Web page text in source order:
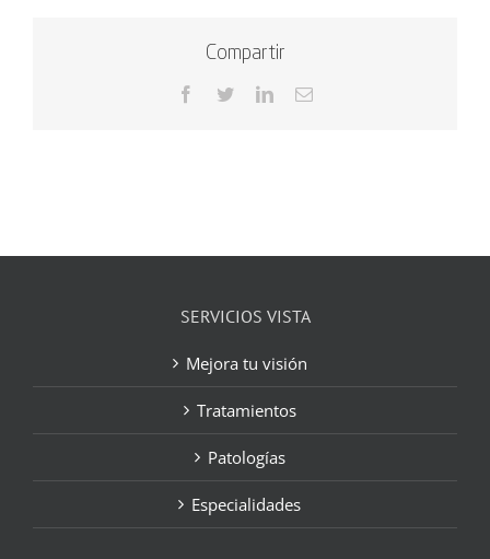
Compartir
Facebook
TwitterLinkedInCorreo
SERVICIOS VISTA
Mejora tu visión
Tratamientos
Patologías
Especialidades